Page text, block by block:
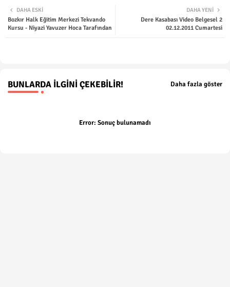
ter
DAHA YENI
Dere Kasabası Video Belgesel 2
02.12.2011 Cumartesi
DAHA ESKI
Bozkır Halk Eğitim Merkezi Tekvando
Kursu - Niyazi Yavuzer Hoca Tarafından
BUNLARDA İLGINI ÇEKEBILIR! Daha fazla göster
Error: Sonuç bulunamadı